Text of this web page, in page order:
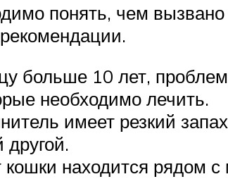
понять, чем
больше 10 лет,
необходимо лечить.
имеет резкий
находится рядом